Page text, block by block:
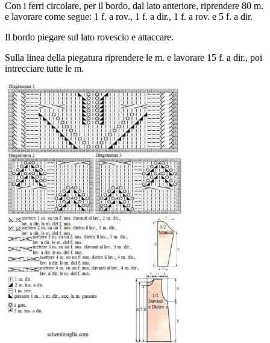
Con i ferri circolare, per il bordo, dal lato anteriore, riprendere 80 m.
e lavorare come segue: 1 f. a rov., 1 f. a dir., 1 f. a rov. e 5 f. a dir.
Il bordo piegare sul lato rovescio e attaccare.
Sulla linea della piegatura riprendere le m. e lavorare 15 f. a dir., poi
intrecciare tutte le m.